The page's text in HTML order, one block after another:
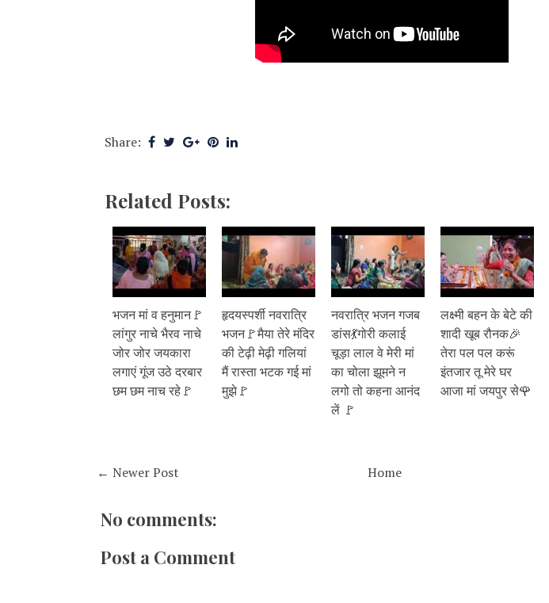
Share:
Related Posts:
भजन मां व हनुमान🚩
लांगुर नाचे भैरव नाचे
जोर जोर जयकारा
लगाएं गूंज उठे दरबार
छम छम नाच रहे🚩
हृदयस्पर्शी नवरात्रि
भजन🚩मैया तेरे मंदिर
की टेढ़ी मेढ़ी गलियां
मैं रास्ता भटक गई मां
मुझे🚩
नवरात्रि भजन गजब
डांस💃गोरी कलाई
चूड़ा लाल वे मेरी मां
का चोला झूमने न
लगो तो कहना आनंद
लें 🚩
लक्ष्मी बहन के बेटे की
शादी खूब रौनक🎉
तेरा पल पल करूं
इंतजार तू मेरे घर
आजा मां जयपुर से🌹
← Newer Post Home
No comments:
Post a Comment